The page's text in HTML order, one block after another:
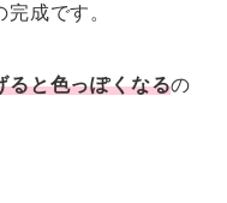
成です。
ると色っぽくなるの